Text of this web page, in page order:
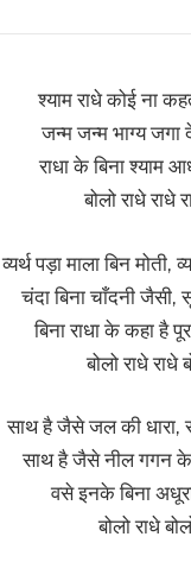
श्याम राधे कोई ना
जन्म जन्म भाग्य जगा
राधा के बिना श्याम
बोलो राधे राधे
व्यर्थ पड़ा माला बिन मोती,
चंदा बिना चाँदनी जैसी,
बिना राधा के कहा है
बोलो राधे राधे
साथ है जैसे जल की धारा,
साथ है जैसे नील गगन के
वसे इनके बिना
बोलो राधे